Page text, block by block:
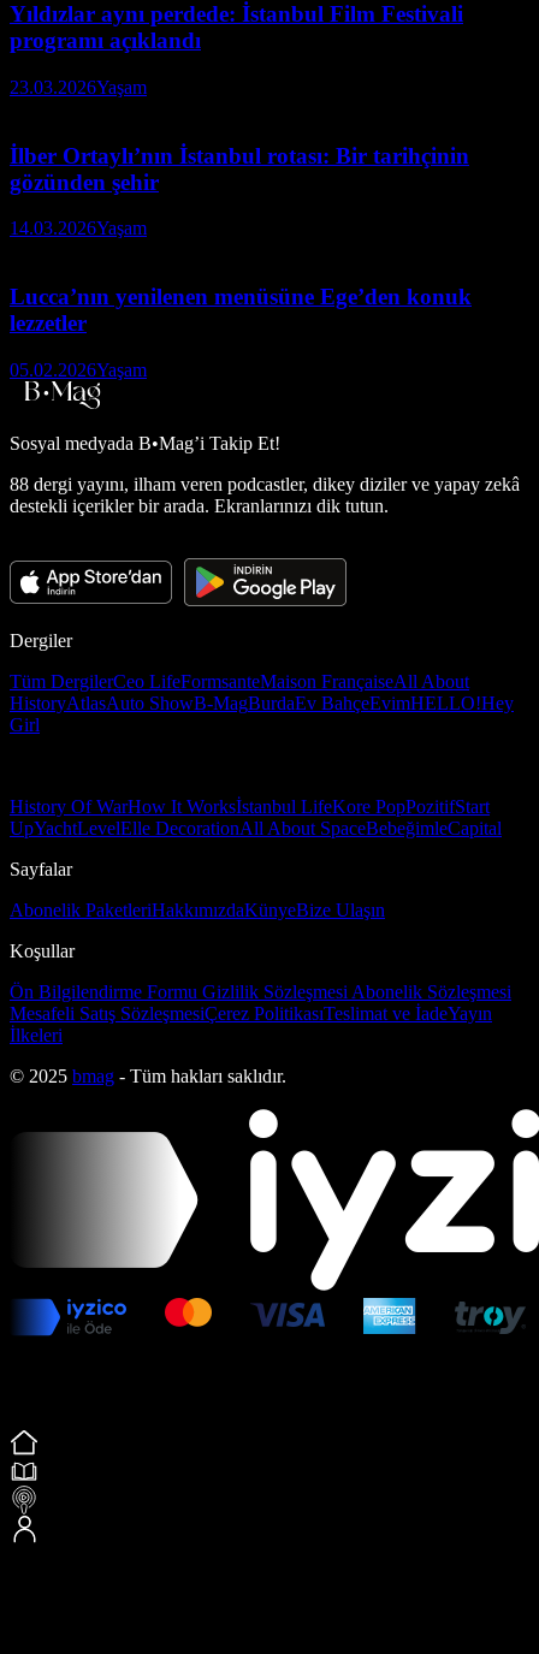
Yıldızlar aynı perdede: İstanbul Film Festivali
programı açıklandı
23.03.2026Yaşam
İlber Ortaylı’nın İstanbul rotası: Bir tarihçinin
gözünden şehir
14.03.2026Yaşam
Lucca’nın yenilenen menüsüne Ege’den konuk
lezzetler
05.02.2026Yaşam
Sosyal medyada B•Mag’i Takip Et!
88 dergi yayını, ilham veren podcastler, dikey diziler ve yapay zekâ
destekli içerikler bir arada. Ekranlarınızı dik tutun.
Dergiler
Tüm DergilerCeo LifeFormsanteMaison FrançaiseAll About
HistoryAtlasAuto ShowB-MagBurdaEv BahçeEvimHELLO!Hey
Girl
History Of WarHow It Worksİstanbul LifeKore PopPozitifStart
UpYachtLevelElle DecorationAll About SpaceBebeğimleCapital
Sayfalar
Abonelik PaketleriHakkımızdaKünyeBize Ulaşın
Koşullar
Ön Bilgilendirme Formu Gizlilik Sözleşmesi Abonelik Sözleşmesi
Mesafeli Satış SözleşmesiÇerez PolitikasıTeslimat ve İadeYayın
İlkeleri
© 2025 bmag - Tüm hakları saklıdır.